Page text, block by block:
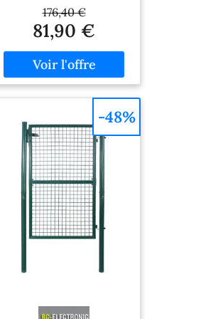
scellement dans du béton
Caractéristiques
techniques Couleur: Vert
Matériaux: Acier galvanisé
+ poignée plastique (PP)
et clés en métal 3 Clés,
serrure et poignée fournis
Gonds réglables Diamètre
des poteaux: 60mm
Diamètre des tubes de la
porte: 40mm Diamètre
des fils des mailles: 4mm
Dimensions totales:
106x171cm (largeur x
hauteur) Dimensions de
l'ouvrant: 87x125cm
5x5cm Dimensions et
101.5x15x14cm (9.5kg) et
176,40 €
81,90 €
-48%